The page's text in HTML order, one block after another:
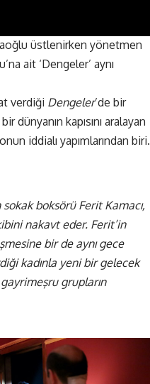
üstlenirken yönetmen
ait ‘Dengeler’ aynı
verdiği Dengeler’de bir
kapısını aralayan
iddialı yapımlarından biri.
boksörü Ferit Kamacı,
nakavt eder. Ferit’in
bir de aynı gece
kadınla yeni bir gelecek
grupların